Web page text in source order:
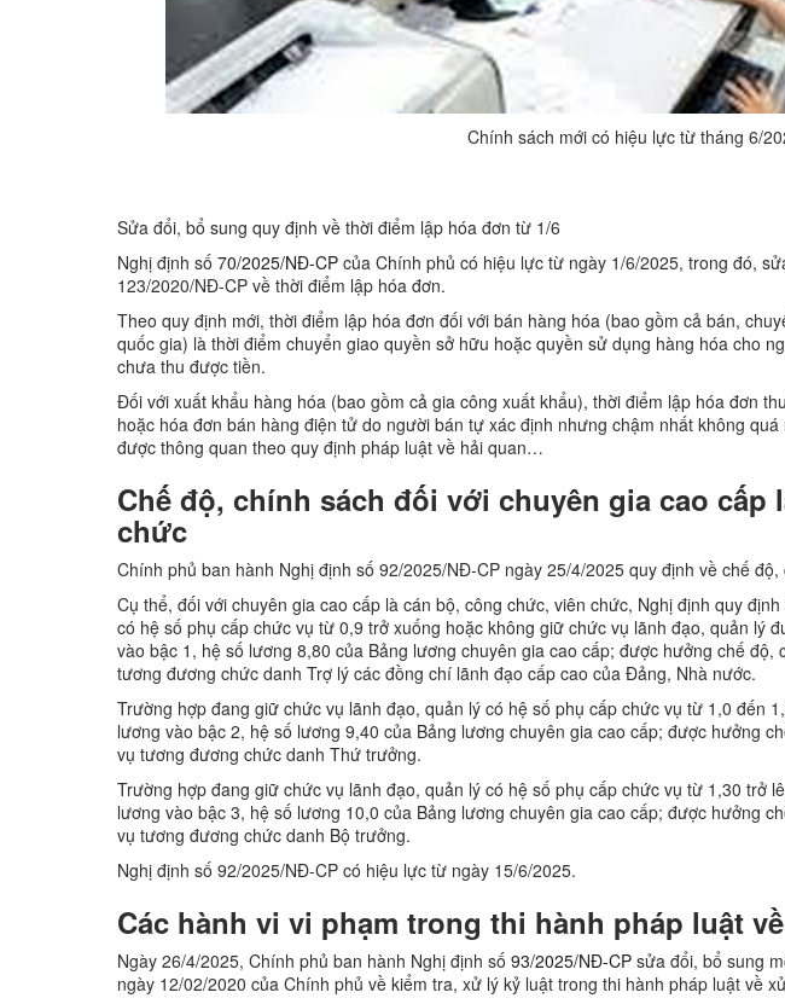
Chính sách mới có hiệu lực từ tháng 6/
Sửa đổi, bổ sung quy định về thời điểm lập hóa đơn từ 1/6
Nghị định số 70/2025/NĐ-CP của Chính phủ có hiệu lực từ ngày 1/6/2025, trong đó,
123/2020/NĐ-CP về thời điểm lập hóa đơn.
Theo quy định mới, thời điểm lập hóa đơn đối với bán hàng hóa (bao gồm cả bán,
quốc gia) là thời điểm chuyển giao quyền sở hữu hoặc quyền sử dụng hàng hóa cho
chưa thu được tiền.
Đối với xuất khẩu hàng hóa (bao gồm cả gia công xuất khẩu), thời điểm lập hóa đơn
hoặc hóa đơn bán hàng điện tử do người bán tự xác định nhưng chậm nhất không
được thông quan theo quy định pháp luật về hải quan…
Chế độ, chính sách đối với chuyên gia cao cấp
chức
Chính phủ ban hành Nghị định số 92/2025/NĐ-CP ngày 25/4/2025 quy định về chế
Cụ thể, đối với chuyên gia cao cấp là cán bộ, công chức, viên chức, Nghị định quy
có hệ số phụ cấp chức vụ từ 0,9 trở xuống hoặc không giữ chức vụ lãnh đạo, quản lý
vào bậc 1, hệ số lương 8,80 của Bảng lương chuyên gia cao cấp; được hưởng chế độ,
tương đương chức danh Trợ lý các đồng chí lãnh đạo cấp cao của Đảng, Nhà nước.
Trường hợp đang giữ chức vụ lãnh đạo, quản lý có hệ số phụ cấp chức vụ từ 1,0 đến
lương vào bậc 2, hệ số lương 9,40 của Bảng lương chuyên gia cao cấp; được hưởng
vụ tương đương chức danh Thứ trưởng.
Trường hợp đang giữ chức vụ lãnh đạo, quản lý có hệ số phụ cấp chức vụ từ 1,30 trở
lương vào bậc 3, hệ số lương 10,0 của Bảng lương chuyên gia cao cấp; được hưởng
vụ tương đương chức danh Bộ trưởng.
Nghị định số 92/2025/NĐ-CP có hiệu lực từ ngày 15/6/2025.
Các hành vi vi phạm trong thi hành pháp luật
Ngày 26/4/2025, Chính phủ ban hành Nghị định số 93/2025/NĐ-CP sửa đổi, bổ sung
ngày 12/02/2020 của Chính phủ về kiểm tra, xử lý kỷ luật trong thi hành pháp luật về